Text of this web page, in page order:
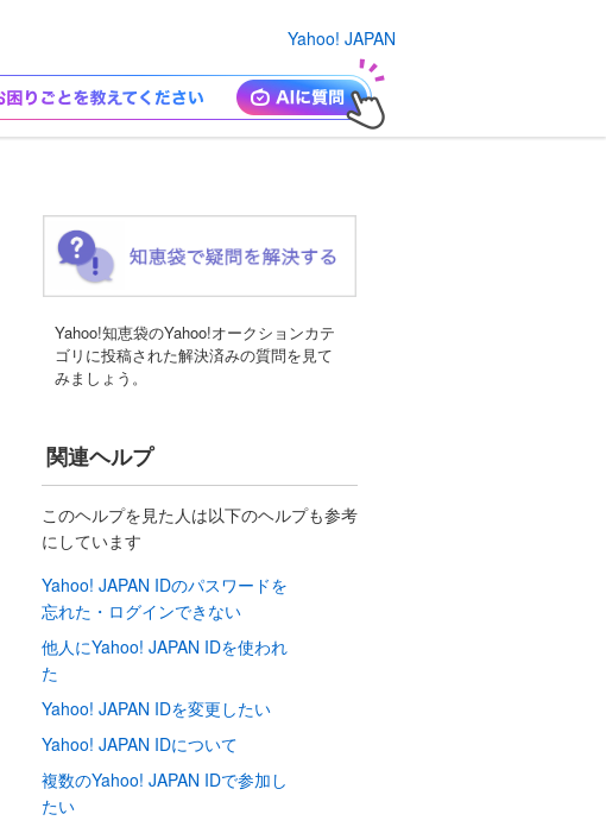
Yahoo! JAPAN
Yahoo!知恵袋のYahoo!オークションカテ
ゴリに投稿された解決済みの質問を見て
みましょう。
関連ヘルプ
このヘルプを見た人は以下のヘルプも参考
にしています
Yahoo! JAPAN IDのパスワードを
忘れた・ログインできない
他人にYahoo! JAPAN IDを使われ
た
Yahoo! JAPAN IDを変更したい
Yahoo! JAPAN IDについて
複数のYahoo! JAPAN IDで参加し
たい